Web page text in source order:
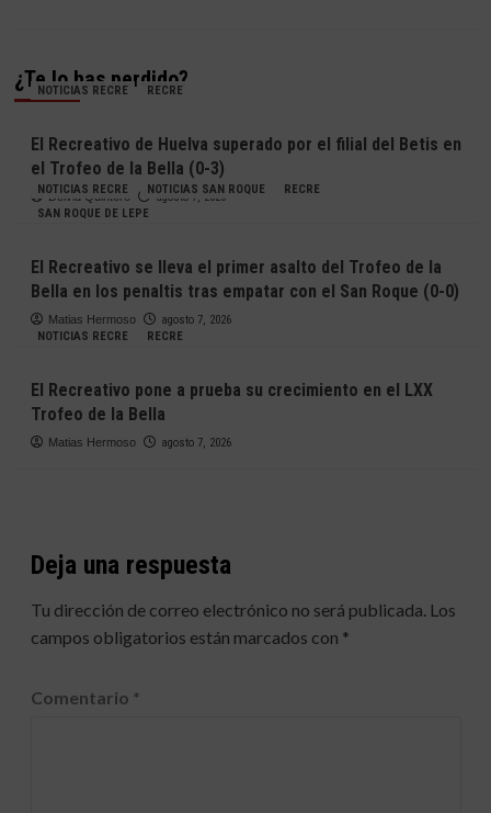
¿Te lo has perdido?
NOTICIAS RECRE RECRE
El Recreativo de Huelva superado por el filial del Betis en
el Trofeo de la Bella (0-3)
Deivid Quintero agosto 7, 2026
NOTICIAS RECRE NOTICIAS SAN ROQUE
RECRE
SAN ROQUE DE LEPE
El Recreativo se lleva el primer asalto del Trofeo de la
Bella en los penaltis tras empatar con el San Roque (0-0)
Matias Hermoso
agosto 7, 2026
NOTICIAS RECRE
RECRE
El Recreativo pone a prueba su crecimiento en el LXX
Trofeo de la Bella
Matias Hermoso agosto 7, 2026
Deja una respuesta
Tu dirección de correo electrónico no será publicada. Los
campos obligatorios están marcados con *
Comentario *